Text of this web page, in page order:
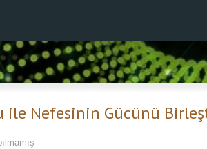
ile Nefesinin Gücünü